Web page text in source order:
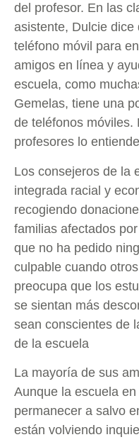
del profesor. En las
asistente, Dulcie dice
teléfono móvil para
amigos en línea y
escuela, como
Gemelas, tiene una
de teléfonos móviles.
profesores lo
Los consejeros de la
integrada racial y
recogiendo
familias afectados
que no ha pedido
culpable cuando
preocupa que los
se sientan más
sean conscientes de
de la escuela
La mayoría de sus
Aunque la escuela
permanecer a salvo
están volviendo